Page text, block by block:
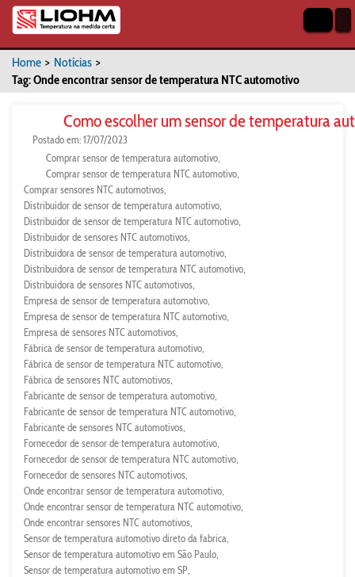
Home > Notícias >
Tag: Onde encontrar sensor de temperatura NTC automotivo
Como escolher um sensor de temperatura
Postado em: 17/07/2023
Comprar sensor de temperatura automotivo
Comprar sensor de temperatura NTC automotivo
Comprar sensores NTC automotivos
Distribuidor de sensor de temperatura automotivo
Distribuidor de sensor de temperatura NTC automotivo
Distribuidor de sensores NTC automotivos
Distribuidora de sensor de temperatura automotivo
Distribuidora de sensor de temperatura NTC automotivo
Distribuidora de sensores NTC automotivos
Empresa de sensor de temperatura automotivo
Empresa de sensor de temperatura NTC automotivo
Empresa de sensores NTC automotivos
Fábrica de sensor de temperatura automotivo
Fábrica de sensor de temperatura NTC automotivo
Fábrica de sensores NTC automotivos
Fabricante de sensor de temperatura automotivo
Fabricante de sensor de temperatura NTC automotivo
Fabricante de sensores NTC automotivos
Fornecedor de sensor de temperatura automotivo
Fornecedor de sensor de temperatura NTC automotivo
Fornecedor de sensores NTC automotivos
Onde encontrar sensor de temperatura automotivo
Onde encontrar sensor de temperatura NTC automotivo
Onde encontrar sensores NTC automotivos
Sensor de temperatura automotivo direto da fabrica
Sensor de temperatura automotivo em São Paulo
Sensor de temperatura automotivo em SP